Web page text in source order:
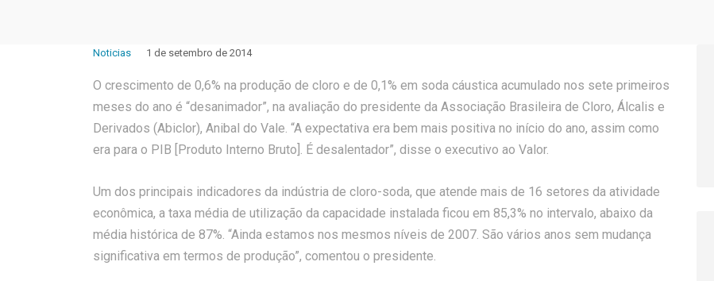
Noticias 1 de setembro de 2014
O crescimento de 0,6% na produção de cloro e de 0,1% em soda cáustica acumulado nos sete primeiros
meses do ano é “desanimador”, na avaliação do presidente da Associação Brasileira de Cloro, Álcalis e
Derivados (Abiclor), Anibal do Vale. “A expectativa era bem mais positiva no início do ano, assim como
era para o PIB [Produto Interno Bruto]. É desalentador”, disse o executivo ao Valor.
Um dos principais indicadores da indústria de cloro-soda, que atende mais de 16 setores da atividade
econômica, a taxa média de utilização da capacidade instalada ficou em 85,3% no intervalo, abaixo da
média histórica de 87%. “Ainda estamos nos mesmos níveis de 2007. São vários anos sem mudança
significativa em termos de produção”, comentou o presidente.